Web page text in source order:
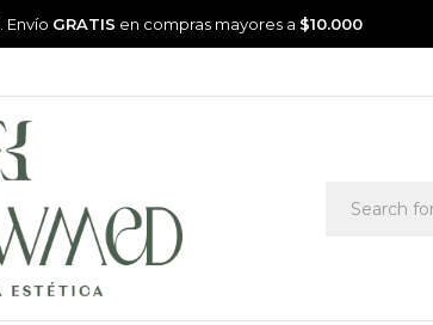
. Envío GRATIS en compras mayores a $10.000